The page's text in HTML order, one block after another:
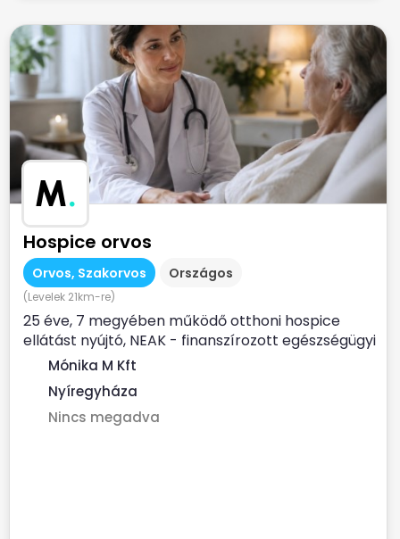
M.
Hospice orvos
Orvos, Szakorvos Országos
(Levelek 21km-re)
25 éve, 7 megyében működő otthoni hospice
ellátást nyújtó, NEAK - finanszírozott egészségügyi
szolgálat...
Mónika M Kft
Nyíregyháza
Nincs megadva